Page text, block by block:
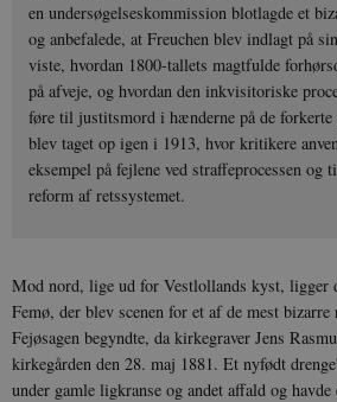
en undersøgelseskommission blotlagde et
og anbefalede, at Freuchen blev indlagt på
viste, hvordan 1800-tallets magtfulde
på afveje, og hvordan den inkvisitoriske
føre til justitsmord i hænderne på de forkerte
blev taget op igen i 1913, hvor kritikere
eksempel på fejlene ved straffeprocessen og
reform af retssystemet.
Mod nord, lige ud for Vestlollands kyst, ligger
Femø, der blev scenen for et af de mest
Fejøsagen begyndte, da kirkegraver Jens
kirkegården den 28. maj 1881. Et nyfødt
under gamle ligkranse og andet affald og